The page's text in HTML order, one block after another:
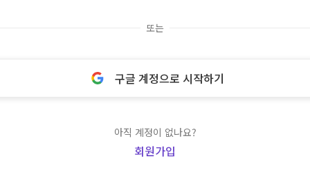
또는
구글 계정으로 시작하기
아직 계정이 없나요?
회원가입